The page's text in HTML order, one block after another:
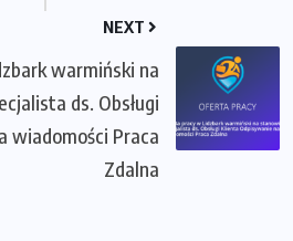
NEXT
warmiński na
ds. Obsługi
wiadomości Praca
Zdalna